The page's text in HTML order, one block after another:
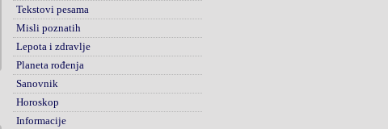
Tekstovi pesama
Misli poznatih
Lepota i zdravlje
Planeta rođenja
Sanovnik
Horoskop
Informacije